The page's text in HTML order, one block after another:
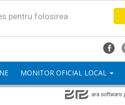
pentru folosirea
MONITOR OFICIAL LOCAL